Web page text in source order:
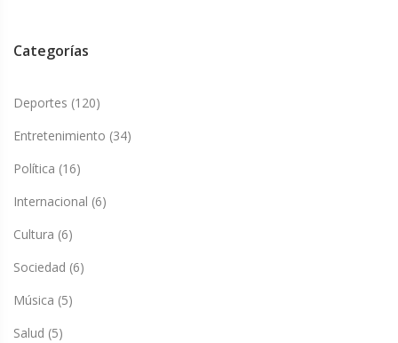
Categorías
Deportes (120)
Entretenimiento (34)
Política (16)
Internacional (6)
Cultura (6)
Sociedad (6)
Música (5)
Salud (5)